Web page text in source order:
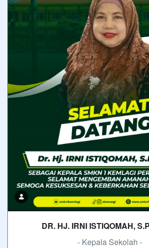
DR. HJ. IRNI ISTIQOMAH,
- Kepala Sekolah -